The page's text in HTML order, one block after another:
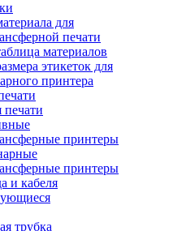
для
печати
материалов
этикеток для
принтера
принтеры
принтеры
и кабеля
трубка